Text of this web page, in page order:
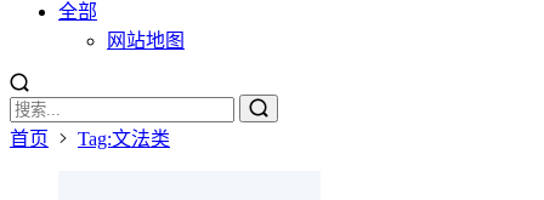
全部
网站地图
首页 Tag:文法类